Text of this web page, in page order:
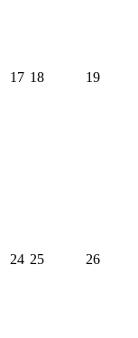
17 18 19
24 25 26